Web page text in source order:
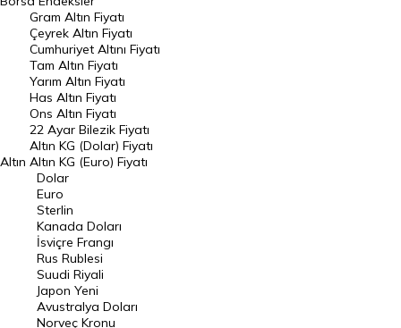
Raporlar
Endeksler
DÖVİZ
Döviz Kuru
Dolar Kuru
Euro Kuru
Pound Kuru
Frank Kuru
Riyal Kuru
Avustralya Doları
Danimarka Kronu Kuru
Altın
Gram Altın Fiyatı
Çeyrek Altın Fiyatı
Cumhuriyet Altını Fiyatı
Tam Altın Fiyatı
Yarım Altın Fiyatı
Has Altın Fiyatı
Ons Altın Fiyatı
22 Ayar Bilezik Fiyatı
Altın KG (Dolar) Fiyatı
Altın KG (Euro) Fiyatı
Dolar
Euro
Sterlin
Kanada Doları
İsviçre Frangı
Rus Rublesi
Suudi Riyali
Japon Yeni
Avustralya Doları
Norveç Kronu